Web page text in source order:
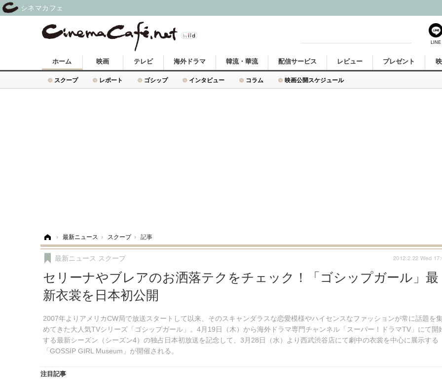
ホーム
スクープ レポート ゴシップ インタビュー コラム 映画公開スケジュール
映画 テレビ 海外ドラマ 韓流・華流 配信サービス レビュー プレゼント
› 最新ニュース › スクープ › 記事
セリーナやブレアのお洒落テクをチェック！「ゴシップガール」最
新衣裳を日本初公開
2007年よりアメリカCW局で放送スタートして以来、そのスキャンダラスな恋愛模様やハイセンスなファッションが常に話題を
めてきた大人気TVシリーズ「ゴシップガール」。4月19日（木）から海外ドラマ専門チャンネル「スーパー！ドラマTV」にて開
する最新シーズン（シーズン4）の独占日本初放送を記念して、3月28日（水）より西武渋谷店にて劇中の衣裳を中心に展示する
「GOSSIP GIRL Museum」が開催される。
最新ニュース スクープ 2012.2.22 Wed
注目記事
LINE
シネマカフェ